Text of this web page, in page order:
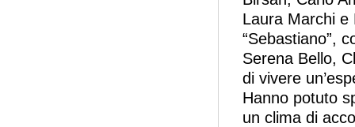
Laura Marchi e
“Sebastiano”,
Serena Bello,
di vivere
Hanno potuto
un clima di